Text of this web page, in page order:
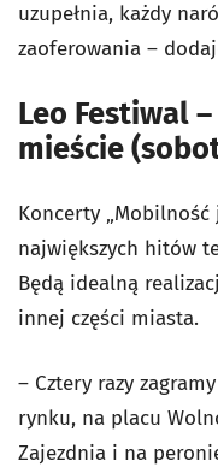
uzupełnia, każdy
zaoferowania –
Leo Festiwal
mieście
Koncerty
największych hitów
Będą idealną
innej części miasta.
– Cztery razy
rynku, na placu
Zajezdnia i na